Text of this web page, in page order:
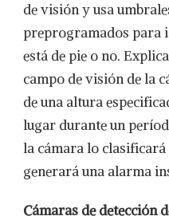
de visión y usa
preprogramados para
está de pie o no.
campo de visión de la
de una altura
lugar durante un
la cámara lo clasificará
generará una alarma
Cámaras de detección